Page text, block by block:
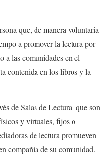
que, de manera voluntaria
a promover la lectura por
a las comunidades en el
contenida en los libros y la
de Salas de Lectura, que son
y virtuales, fijos o
de lectura promueven
compañía de su comunidad.